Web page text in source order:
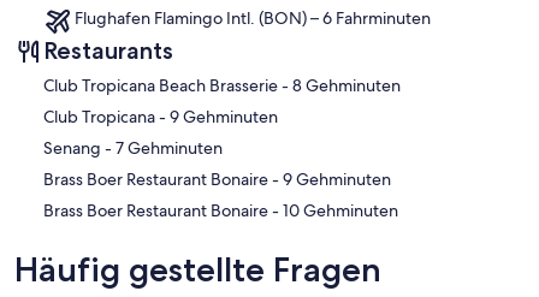
Flughafen Flamingo Intl. (BON) – 6 Fahrminuten
Restaurants
‪Club Tropicana Beach Brasserie - ‬8 Gehminuten
‪Club Tropicana - ‬9 Gehminuten
‪Senang - ‬7 Gehminuten
‪Brass Boer Restaurant Bonaire - ‬9 Gehminuten
‪Brass Boer Restaurant Bonaire - ‬10 Gehminuten
Häufig gestellte Fragen